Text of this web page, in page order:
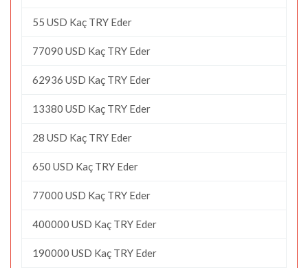
55 USD Kaç TRY Eder
77090 USD Kaç TRY Eder
62936 USD Kaç TRY Eder
13380 USD Kaç TRY Eder
28 USD Kaç TRY Eder
650 USD Kaç TRY Eder
77000 USD Kaç TRY Eder
400000 USD Kaç TRY Eder
190000 USD Kaç TRY Eder